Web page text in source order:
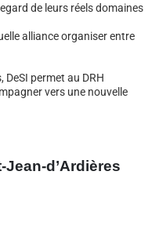
de leurs réels domaines
alliance organiser entre
DeSI permet au DRH
vers une nouvelle
d’Ardières